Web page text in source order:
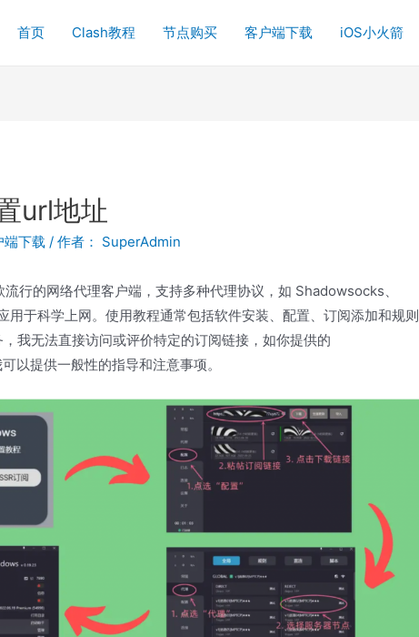
首页 Clash教程 节点购买 客户端下载 iOS小火箭
url地址
端下载 / 作者： SuperAdmin
行的网络代理客户端，支持多种代理协议，如 Shadowsocks、
用于科学上网。使用教程通常包括软件安装、配置、订阅添加和规则
我无法直接访问或评价特定的订阅链接，如你提供的
可以提供一般性的指导和注意事项。